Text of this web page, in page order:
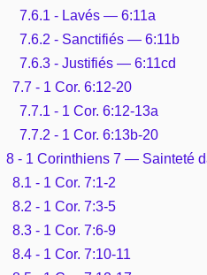
7.6.1 - Lavés — 6:11a
7.6.2 - Sanctifiés — 6:11b
7.6.3 - Justifiés — 6:11cd
7.7 - 1 Cor. 6:12-20
7.7.1 - 1 Cor. 6:12-13a
7.7.2 - 1 Cor. 6:13b-20
8 - 1 Corinthiens 7 — Sainteté
8.1 - 1 Cor. 7:1-2
8.2 - 1 Cor. 7:3-5
8.3 - 1 Cor. 7:6-9
8.4 - 1 Cor. 7:10-11